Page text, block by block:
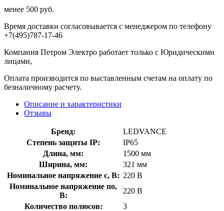
менее 500 руб.
Время доставки согласовывается с менеджером по телефону
+7(495)787-17-46
Компания Петром Электро работает только с Юридическими
лицами,
Оплата производится по выставленным счетам на оплату по
безналичному расчету.
Описание и характеристики
Отзывы
Бренд:
LEDVANCE
Степень защиты IP:
IP65
Длина, мм:
1500 мм
Ширина, мм:
321 мм
Номинальное напряжение с, В: 220 В
Номинальное напряжение по,
В:
220 В
Количество полюсов:
3